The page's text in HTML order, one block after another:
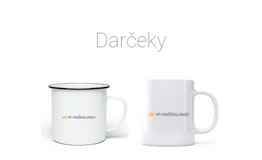
Darčeky